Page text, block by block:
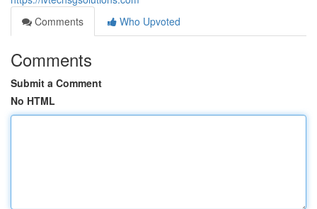
Comments
Who Upvoted
Comments
Submit a Comment
No HTML